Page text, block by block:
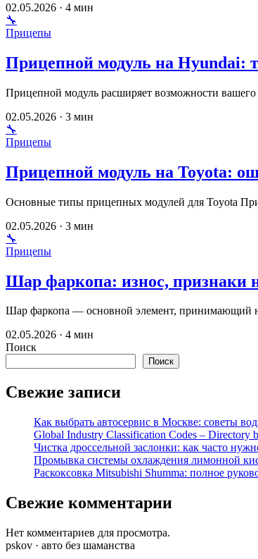
02.05.2026 · 4 мин
🔧
Прицепы
Прицепной модуль на Hyundai:
Прицепной модуль расширяет возможности
02.05.2026 · 3 мин
🔧
Прицепы
Прицепной модуль на Toyota:
Основные типы прицепных модулей для Toyota
02.05.2026 · 3 мин
🔧
Прицепы
Шар фаркопа: износ, признаки
Шар фаркопа — основной элемент, принимающий
02.05.2026 · 4 мин
Поиск
Поиск
Свежие записи
Как выбрать автосервис в Москве: советы
Global Industry Classification Codes – Directory
Чистка дроссельной заслонки: как часто
Промывка системы охлаждения лимонной
Раскоксовка Mitsubishi Shumma: полное
Свежие комментарии
Нет комментариев для просмотра.
pskov · авто без шаманства